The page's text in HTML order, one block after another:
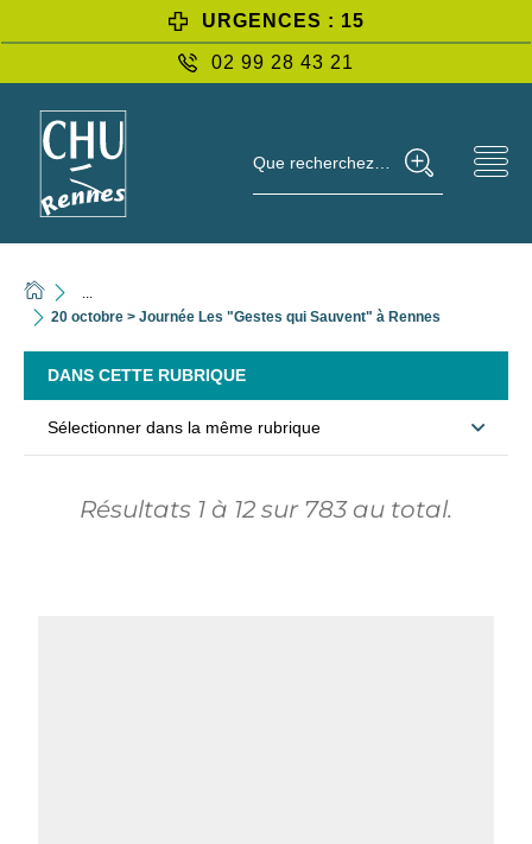
URGENCES : 15
02 99 28 43 21
Que recherchez-vous ?
20 octobre > Journée Les "Gestes qui Sauvent" à Rennes
DANS CETTE RUBRIQUE
Sélectionner dans la même rubrique
Résultats 1 à 12 sur 783 au total.